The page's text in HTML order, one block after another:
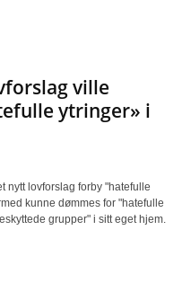
ville
ytringer» i
nytt lovforslag forby "hatefulle
kunne dømmes for "hatefulle
grupper" i sitt eget hjem.